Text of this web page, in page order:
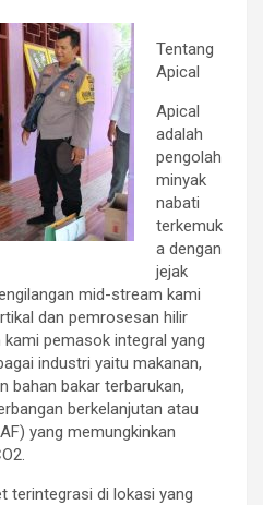
Tentang
Apical
Apical
adalah
pengolah
minyak
nabati
terkemuk
a dengan
jejak
mid-stream kami
dan pemrosesan hilir
pemasok integral yang
industri yaitu makanan,
bahan bakar terbarukan,
berkelanjutan atau
yang memungkinkan
terintegrasi di lokasi yang